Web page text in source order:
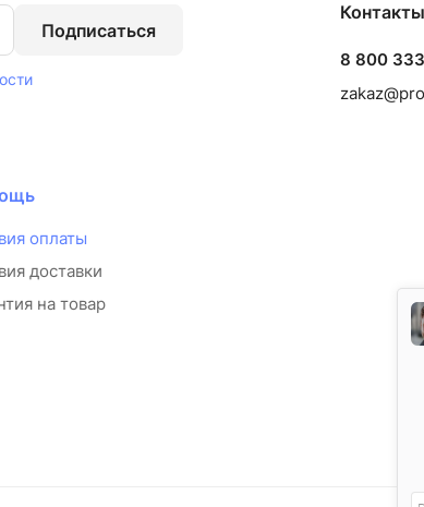
Подписаться
оплаты
доставки
на товар
Контакты
8 800